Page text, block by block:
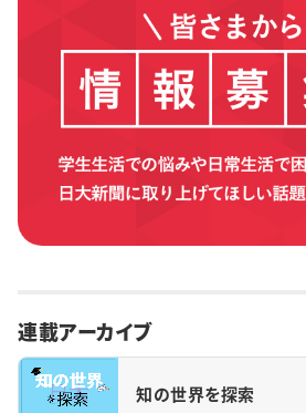
連載アーカイブ
知の世界を探索